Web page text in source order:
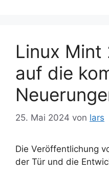
Linux Mint
auf die
25. Mai 2024 von lars
Die Veröffentlichung
der Tür und die